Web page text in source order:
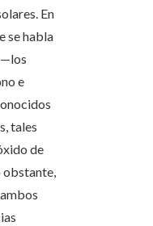
En
se habla
e
tales
de
obstante,